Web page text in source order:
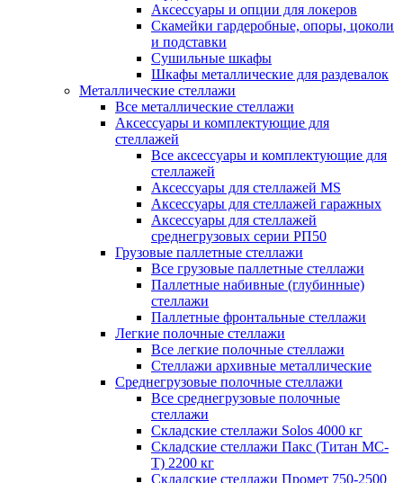
Аксессуары и опции для локеров
Скамейки гардеробные, опоры, цоколи
и подставки
Сушильные шкафы
Шкафы металлические для раздевалок
Металлические стеллажи
Все металлические стеллажи
Аксессуары и комплектующие для
стеллажей
Все аксессуары и комплектующие для
стеллажей
Аксессуары для стеллажей MS
Аксессуары для стеллажей гаражных
Аксессуары для стеллажей
среднегрузовых серии РП50
Грузовые паллетные стеллажи
Все грузовые паллетные стеллажи
Паллетные набивные (глубинные)
стеллажи
Паллетные фронтальные стеллажи
Легкие полочные стеллажи
Все легкие полочные стеллажи
Стеллажи архивные металлические
Среднегрузовые полочные стеллажи
Все среднегрузовые полочные
стеллажи
Складские стеллажи Solos 4000 кг
Складские стеллажи Пакс (Титан МС-
Т) 2200 кг
Складские стеллажи Промет 750-2500